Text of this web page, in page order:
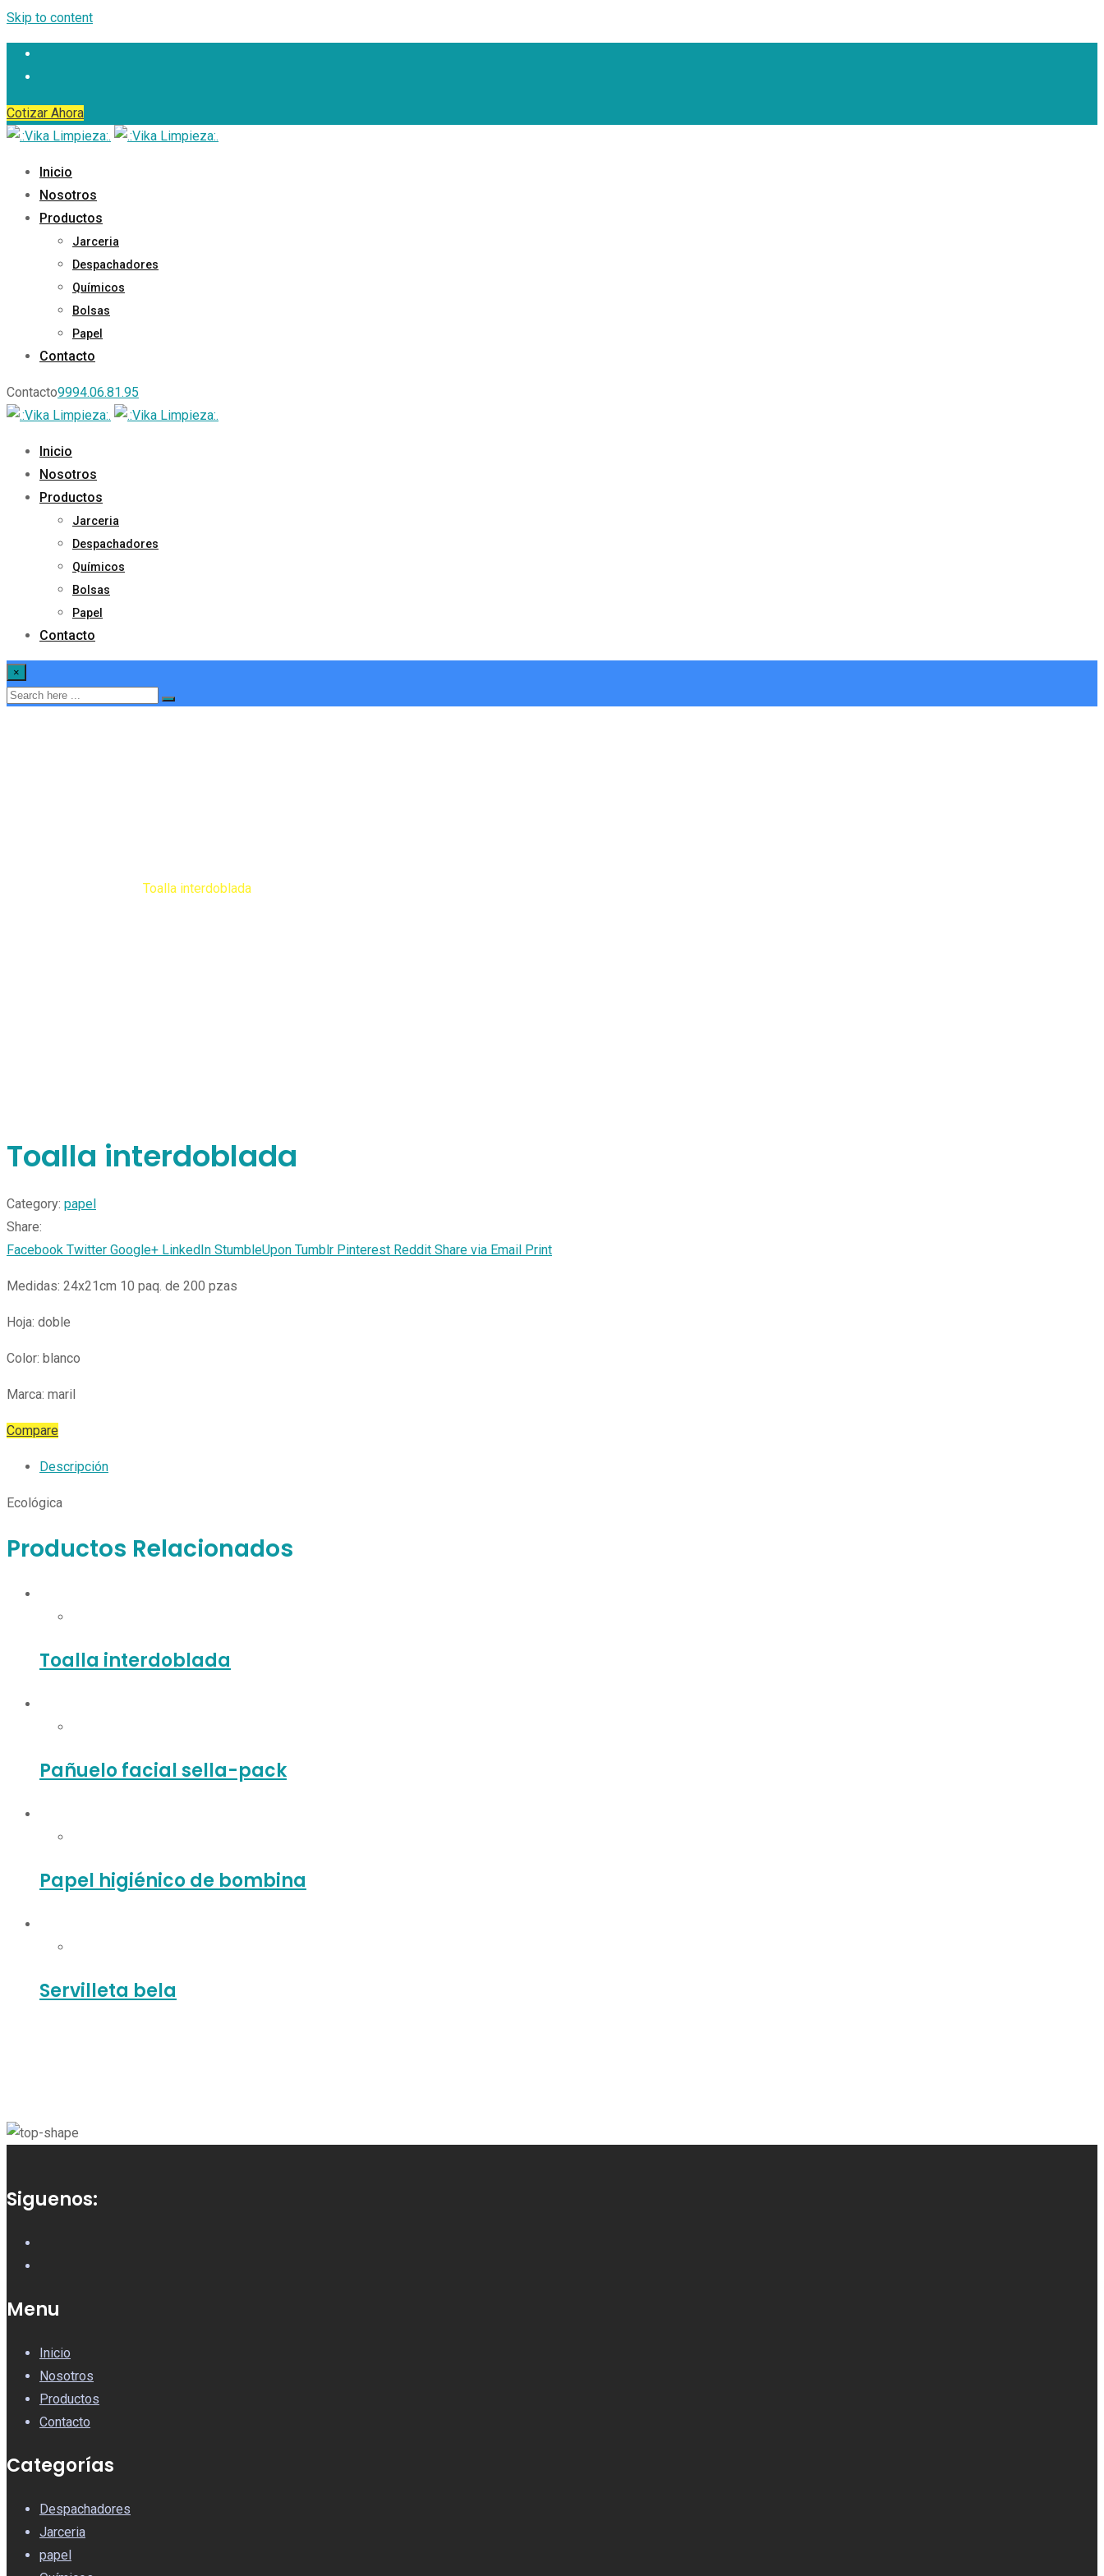
Skip to content
Cotizar Ahora
Inicio
Nosotros
Productos
Jarceria
Despachadores
Químicos
Bolsas
Papel
Contacto
Contacto9994.06.81.95
Inicio
Nosotros
Productos
Jarceria
Despachadores
Químicos
Bolsas
Papel
Contacto
×
Toalla interdoblada
Toalla interdoblada
Category: papel
Share:
Facebook Twitter Google+ LinkedIn StumbleUpon Tumblr Pinterest Reddit Share via Email Print
Medidas: 24x21cm 10 paq. de 200 pzas
Hoja: doble
Color: blanco
Marca: maril
Compare
Descripción
Ecológica
Productos Relacionados
Toalla interdoblada
Pañuelo facial sella-pack
Papel higiénico de bombina
Servilleta bela
Siguenos:
Menu
Inicio
Nosotros
Productos
Contacto
Categorías
Despachadores
Jarceria
papel